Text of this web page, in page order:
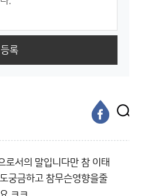
등록
로서의 말입니다만 참 이태
궁금하고 참무슨영향을줄